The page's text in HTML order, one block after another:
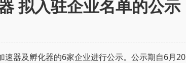
拟入驻企业名单的公示
速器及孵化器的6家企业进行公示。公示期自6月20